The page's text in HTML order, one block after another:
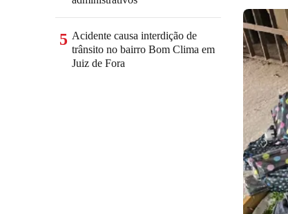
5 Acidente causa interdição de
trânsito no bairro Bom Clima em
Juiz de Fora